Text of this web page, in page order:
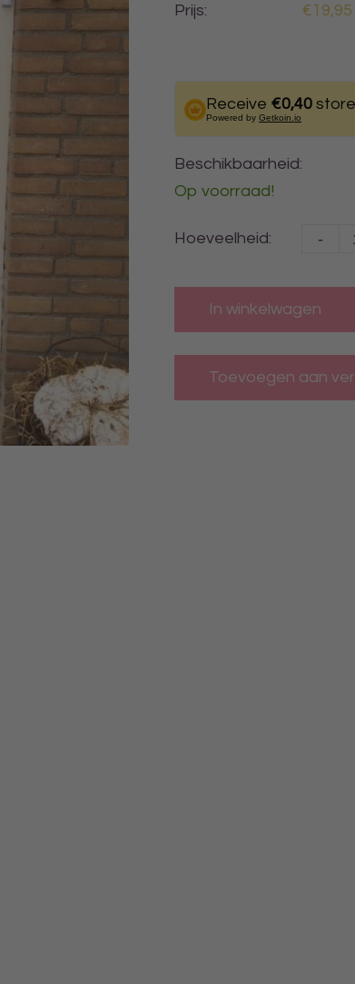
Prijs: €19,95
Receive €0,40
Powered by Getkoin.io
Beschikbaarheid:
Op voorraad!
Hoeveelheid: -
In winkelwagen